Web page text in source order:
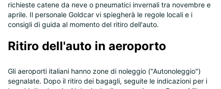
richieste catene da neve o pneumatici invernali tra novembre e
aprile. Il personale Goldcar vi spiegherà le regole locali e i
consigli di guida al momento del ritiro dell'auto.
Ritiro dell'auto in aeroporto
Gli aeroporti italiani hanno zone di noleggio ("Autonoleggio")
segnalate. Dopo il ritiro dei bagagli, seguite le indicazioni per i